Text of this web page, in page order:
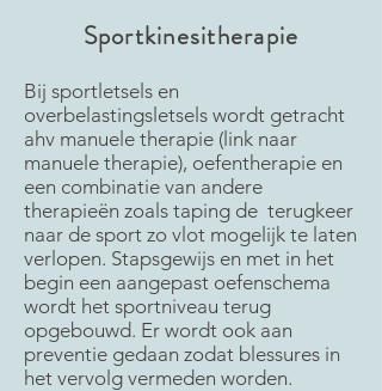
Sportkinesitherapie
Bij sportletsels en
overbelastingsletsels wordt getracht
ahv manuele therapie (link naar
manuele therapie), oefentherapie en
een combinatie van andere
therapieën zoals taping de terugkeer
naar de sport zo vlot mogelijk te laten
verlopen. Stapsgewijs en met in het
begin een aangepast oefenschema
wordt het sportniveau terug
opgebouwd. Er wordt ook aan
preventie gedaan zodat blessures in
het vervolg vermeden worden.